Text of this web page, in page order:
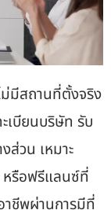
มีสถานที่ตั้งจริง
เบียนบริษัท รับ
ส่วน เหมาะ
หรือฟรีแลนซ์ที่
ชีพผ่านการมีที่